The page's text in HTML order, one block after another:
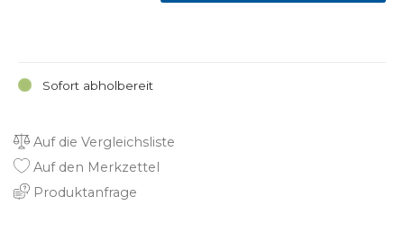
Sofort abholbereit
Auf die Vergleichsliste
Auf den Merkzettel
Produktanfrage